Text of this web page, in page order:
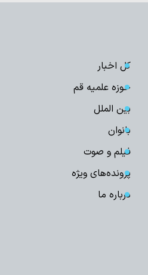
کل اخبار
حوزه علمیه قم
بین الملل
بانوان
فیلم و صوت
پرونده‌های ویژه
درباره ما